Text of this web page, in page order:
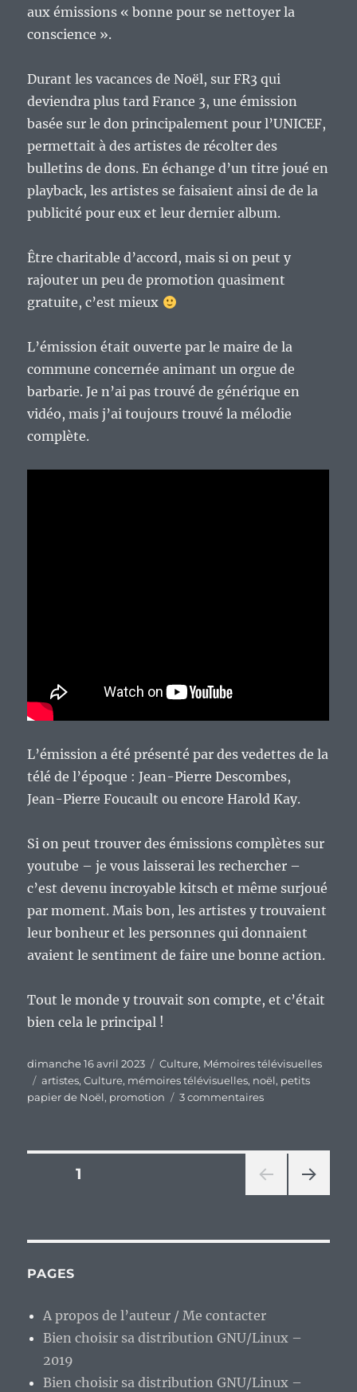
aux émissions « bonne pour se nettoyer la
conscience ».
Durant les vacances de Noël, sur FR3 qui
deviendra plus tard France 3, une émission
basée sur le don principalement pour l’UNICEF,
permettait à des artistes de récolter des
bulletins de dons. En échange d’un titre joué en
playback, les artistes se faisaient ainsi de de la
publicité pour eux et leur dernier album.
Être charitable d’accord, mais si on peut y
rajouter un peu de promotion quasiment
gratuite, c’est mieux
L’émission était ouverte par le maire de la
commune concernée animant un orgue de
barbarie. Je n’ai pas trouvé de générique en
vidéo, mais j’ai toujours trouvé la mélodie
complète.
L’émission a été présenté par des vedettes de la
télé de l’époque : Jean-Pierre Descombes,
Jean-Pierre Foucault ou encore Harold Kay.
Si on peut trouver des émissions complètes sur
youtube – je vous laisserai les rechercher –
c’est devenu incroyable kitsch et même surjoué
par moment. Mais bon, les artistes y trouvaient
leur bonheur et les personnes qui donnaient
avaient le sentiment de faire une bonne action.
Tout le monde y trouvait son compte, et c’était
bien cela le principal !
Publié
le
dimanche 16 avril 2023 Catégories
Culture, Mémoires télévisuelles
Étiquettes
artistes,Culture, mémoires télévisuelles, noël, petits
papier de Noël, promotion 3 commentairessur
des
années
49
papiers
Pagination
publications
PAGE1
ANT
PAGES
A propos de l’auteur / Me contacter
Bien choisir sa distribution GNU/Linux –
2019
Bien choisir sa distribution GNU/Linux –